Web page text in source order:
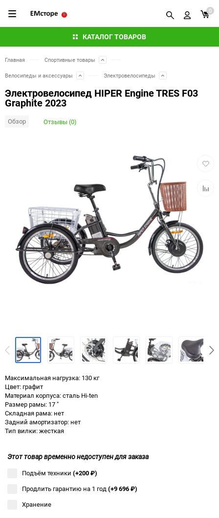
КАТАЛОГ ТОВАРОВ
0
Главная Спортивные товары
Велосипеды и аксессуары Электровелосипеды
Электровелосипед HIPER Engine TRES F03
Graphite 2023
Обзор Отзывы (0)
Максимальная нагрузка: 130 кг
Цвет: графит
Материал корпуса: сталь Hi-ten
Размер рамы: 17 "
Складная рама: нет
Задний амортизатор: нет
Тип вилки: жесткая
Этот товар временно недоступен для заказа
Подъём техники (+200₽)
Продлить гарантию на 1 год(+9 696₽)
Хранение